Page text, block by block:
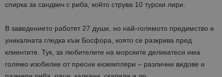
спирка за сандвич с риба, който струва 10 турски лири.
В заведението работят 27 души, но най-голямото предимство е
уникалната гледка към Босфора, която се разкрива пред
клиентите. Тук, за любителите на морските деликатеси има
голямо изобилие от пресни екземпляри – различни видове и